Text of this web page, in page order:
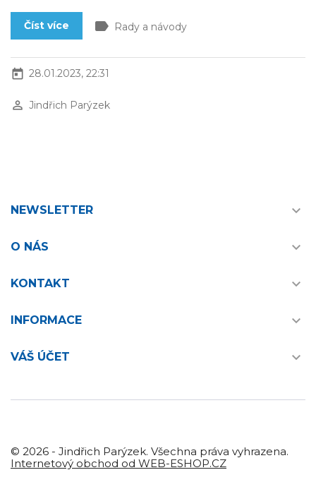
Číst více label Rady a návody
today 28.01.2023, 22:31
perm_identity Jindřich Parýzek
NEWSLETTER 
O NÁS 
KONTAKT 
INFORMACE 
VÁŠ ÚČET 
© 2026 - Jindřich Parýzek. Všechna práva vyhrazena.
Internetový obchod od WEB-ESHOP.CZ